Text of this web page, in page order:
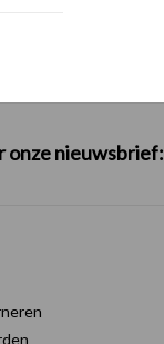
onze nieuwsbrief: